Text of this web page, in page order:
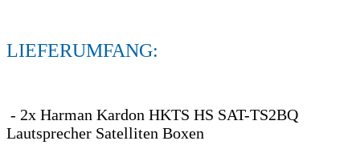
LIEFERUMFANG:
- 2x Harman Kardon HKTS HS SAT-TS2BQ
Lautsprecher Satelliten Boxen